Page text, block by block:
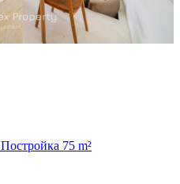
Постройка 75 m²